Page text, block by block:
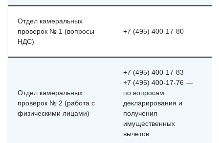
Отдел камеральных
проверок № 1 (вопросы
НДС)
+7 (495) 400-17-80
Отдел камеральных
проверок № 2 (работа с
физическими лицами)
+7 (495) 400-17-83
+7 (495) 400-17-76 —
по вопросам
декларирования и
получения
имущественных
вычетов